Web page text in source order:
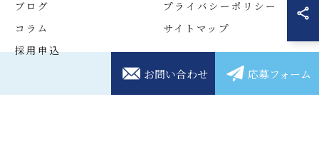
お問い合わせ 応募フォーム
ブログ
コラム
採用申込
プライバシーポリシー
サイトマップ